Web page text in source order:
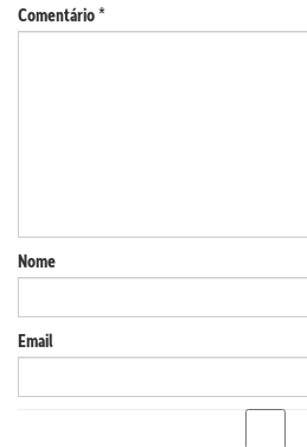
Comentário*
Nome
Email